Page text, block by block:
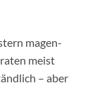
magen-
meist
– aber